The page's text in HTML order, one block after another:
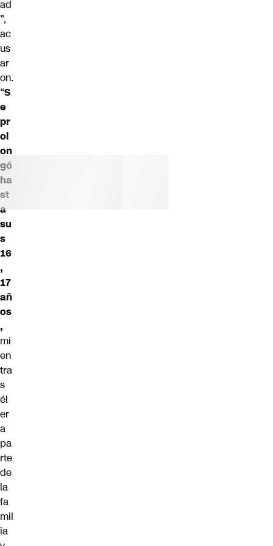
ad
”,
ac
us
ar
on.
“S
e
pr
ol
on
gó
ha
st
a
su
s
16
,
17
añ
os
,
mi
en
tra
s
él
er
a
pa
rte
de
la
fa
mil
ia